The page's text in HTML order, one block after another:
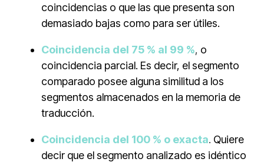
coincidencias o que las que presenta son
demasiado bajas como para ser útiles.
Coincidencia del 75 % al 99 %, o
coincidencia parcial. Es decir, el segmento
comparado posee alguna similitud a los
segmentos almacenados en la memoria de
traducción.
Coincidencia del 100 % o exacta. Quiere
decir que el segmento analizado es idéntico